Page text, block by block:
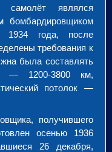
самолёт являлся
бомбардировщиком
1934 года, после
требования к
была составлять
— 1200-3800 км,
потолок —
получившего
осенью 1936
26 декабря,